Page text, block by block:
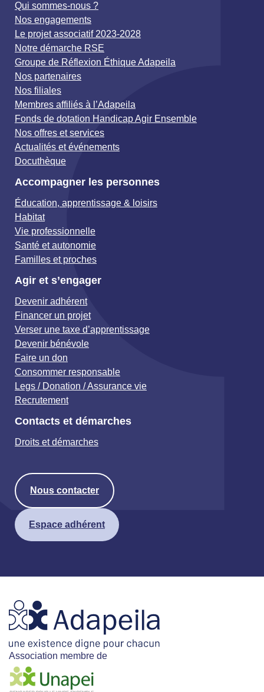
Qui sommes-nous ?
Nos engagements
Le projet associatif 2023-2028
Notre démarche RSE
Groupe de Réflexion Éthique Adapeila
Nos partenaires
Nos filiales
Membres affiliés à l’Adapeila
Fonds de dotation Handicap Agir Ensemble
Nos offres et services
Actualités et événements
Docuthèque
Accompagner les personnes
Éducation, apprentissage & loisirs
Habitat
Vie professionnelle
Santé et autonomie
Familles et proches
Agir et s’engager
Devenir adhérent
Financer un projet
Verser une taxe d’apprentissage
Devenir bénévole
Faire un don
Consommer responsable
Legs / Donation / Assurance vie
Recrutement
Contacts et démarches
Droits et démarches
Nous contacter
Espace adhérent
Association membre de